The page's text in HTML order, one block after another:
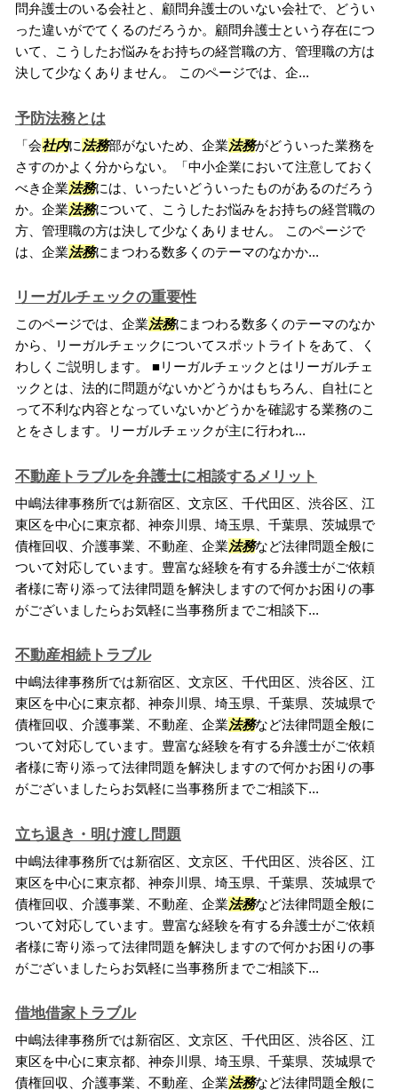
問弁護士のいる会社と、顧問弁護士のいない会社で、どうい
った違いがでてくるのだろうか。顧問弁護士という存在につ
いて、こうしたお悩みをお持ちの経営職の方、管理職の方は
決して少なくありません。 このページでは、企...
予防法務とは
「会社内に 法務部がないため、企業法務がどういった業務を
さすのかよく分からない。「中小企業において注意しておく
べき企業法務には、いったいどういったものがあるのだろう
か。企業法務について、こうしたお悩みをお持ちの経営職の
方、管理職の方は決して少なくありません。 このページで
は、企業法務にまつわる数多くのテーマのなかか...
リーガルチェックの重要性
このページでは、企業法務にまつわる数多くのテーマのなか
から、リーガルチェックについてスポットライトをあて、く
わしくご説明します。 ■リーガルチェックとはリーガルチェ
ックとは、法的に問題がないかどうかはもちろん、自社にと
って不利な内容となっていないかどうかを確認する業務のこ
とをさします。リーガルチェックが主に行われ...
不動産トラブルを弁護士に相談するメリット
中嶋法律事務所では新宿区、文京区、千代田区、渋谷区、江
東区を中心に東京都、神奈川県、埼玉県、千葉県、茨城県で
債権回収、介護事業、不動産、企業法務など法律問題全般に
ついて対応しています。豊富な経験を有する弁護士がご依頼
者様に寄り添って法律問題を解決しますので何かお困りの事
がございましたらお気軽に当事務所までご相談下...
不動産相続トラブル
中嶋法律事務所では新宿区、文京区、千代田区、渋谷区、江
東区を中心に東京都、神奈川県、埼玉県、千葉県、茨城県で
債権回収、介護事業、不動産、企業法務など法律問題全般に
ついて対応しています。豊富な経験を有する弁護士がご依頼
者様に寄り添って法律問題を解決しますので何かお困りの事
がございましたらお気軽に当事務所までご相談下...
立ち退き・明け渡し問題
中嶋法律事務所では新宿区、文京区、千代田区、渋谷区、江
東区を中心に東京都、神奈川県、埼玉県、千葉県、茨城県で
債権回収、介護事業、不動産、企業法務など法律問題全般に
ついて対応しています。豊富な経験を有する弁護士がご依頼
者様に寄り添って法律問題を解決しますので何かお困りの事
がございましたらお気軽に当事務所までご相談下...
借地借家トラブル
中嶋法律事務所では新宿区、文京区、千代田区、渋谷区、江
東区を中心に東京都、神奈川県、埼玉県、千葉県、茨城県で
債権回収、介護事業、不動産、企業法務など法律問題全般に